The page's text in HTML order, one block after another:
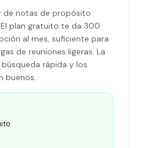
de notas de propósito
plan gratuito te da 300
al mes, suficiente para
de reuniones ligeras. La
rápida y los
buenos.